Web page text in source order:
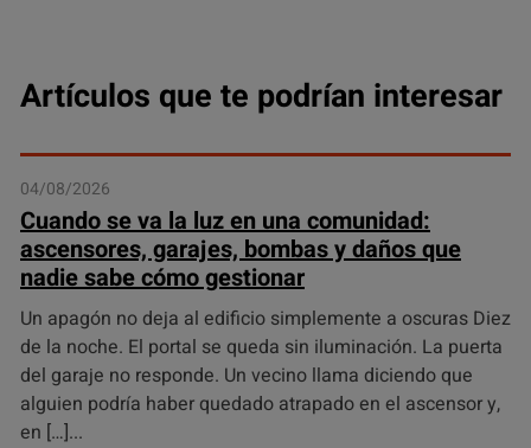
Artículos que te podrían interesar
04/08/2026
Cuando se va la luz en una comunidad:
ascensores, garajes, bombas y daños que
nadie sabe cómo gestionar
Un apagón no deja al edificio simplemente a oscuras Diez
de la noche. El portal se queda sin iluminación. La puerta
del garaje no responde. Un vecino llama diciendo que
alguien podría haber quedado atrapado en el ascensor y,
en […]